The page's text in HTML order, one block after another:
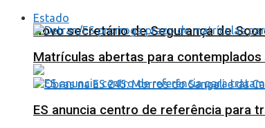
Novo secretário de Segurança de
Estado
Matrículas abertas para
ES anuncia centro de referência para